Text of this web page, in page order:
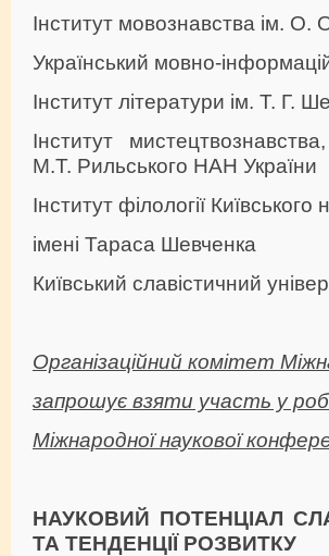
Інститут мовознавства ім.
Український мовно-
Інститут літератури ім. Т. Г.
Інститут
М.Т. Рильського НАН України
Інститут філології
імені Тараса Шевченка
Київський славістичний
Організаційний комітет
запрошує взяти участь у
Міжнародної наукової
НАУКОВИЙ ПОТЕНЦІАЛ
ТА ТЕНДЕНЦІЇ РОЗВИТКУ